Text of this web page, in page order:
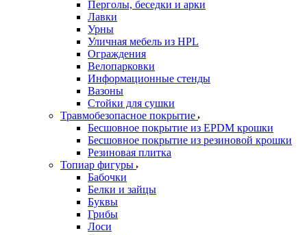
Перголы, беседки и арки
Лавки
Урны
Уличная мебель из HPL
Ограждения
Велопарковки
Информационные стенды
Вазоны
Стойки для сушки
Травмобезопасное покрытие
Бесшовное покрытие из EPDM крошки
Бесшовное покрытие из резиновой крошки
Резиновая плитка
Топиар фигуры
Бабочки
Белки и зайцы
Буквы
Грибы
Лоси